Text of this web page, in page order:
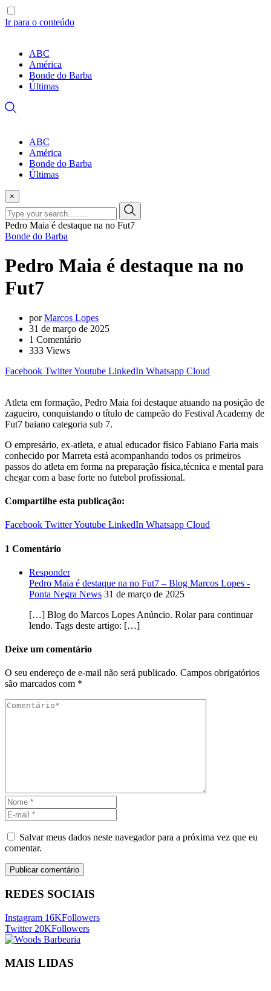
Ir para o conteúdo
ABC
América
Bonde do Barba
Últimas
ABC
América
Bonde do Barba
Últimas
×
Pedro Maia é destaque na no Fut7
Bonde do Barba
Pedro Maia é destaque na no
Fut7
porMarcos Lopes
31 de março de 2025
1 Comentário
333 Views
Facebook TwitterYoutube LinkedIn Whatsapp Cloud
Atleta em formação, Pedro Maia foi destaque atuando na posição de
zagueiro, conquistando o título de campeão do Festival Academy de
Fut7 baiano categoria sub 7.
O empresário, ex-atleta, e atual educador físico Fabiano Faria mais
conhecido por Marreta está acompanhando todos os primeiros
passos do atleta em forma na preparação física,técnica e mental para
chegar com a base forte no futebol profissional.
Compartilhe esta publicação:
Facebook TwitterYoutube LinkedIn Whatsapp Cloud
1 Comentário
Responder
Pedro Maia é destaque na no Fut7 – Blog Marcos Lopes -
Ponta Negra News 31 de março de 2025
[…] Blog do Marcos Lopes Anúncio. Rolar para continuar
lendo. Tags deste artigo: […]
Deixe um comentário
O seu endereço de e-mail não será publicado. Campos obrigatórios
são marcados com *
Salvar meus dados neste navegador para a próxima vez que eu
comentar.
REDES SOCIAIS
Instagram 16KFollowers
Twitter 20KFollowers
MAIS LIDAS